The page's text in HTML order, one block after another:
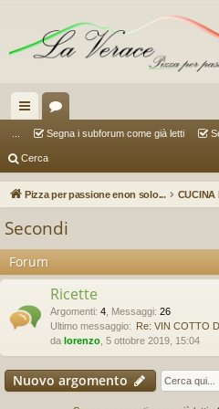
oll
eg
a
ti
ap
or
Segna i subforum come già letti
Cerca
Pizza per passione enon solo...
Secondi
Forum
Ricette
Argomenti: 4 Messaggi: 26
Ultimo messaggio: Re: VIN COTTO
da lorenzo , 5 ottobre 2019, 15:04
Nuovo argomento